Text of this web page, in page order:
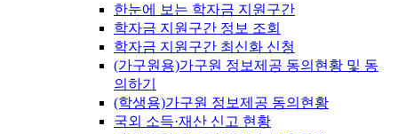
한눈에 보는 학자금 지원구간
학자금 지원구간 정보 조회
학자금 지원구간 최신화 신청
(가구원용)가구원 정보제공 동의현황 및 동
의하기
(학생용)가구원 정보제공 동의현황
국외 소득·재산 신고 현황